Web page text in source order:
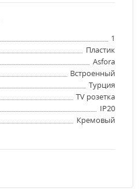
1
Пластик
Asfora
Встроенный
Турция
TV розетка
IP20
Кремовый